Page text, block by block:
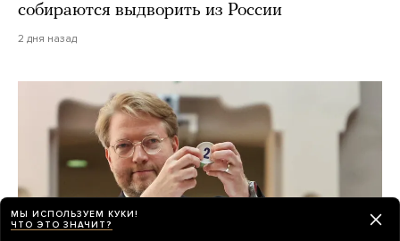
собираются выдворить из России
2 дня назад
МЫ ИСПОЛЬЗУЕМ КУКИ!
ЧТО ЭТО ЗНАЧИТ?